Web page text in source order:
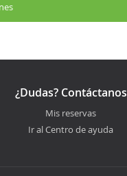
¿Dudas? Contáctanos
Mis reservas
Ir al Centro de ayuda